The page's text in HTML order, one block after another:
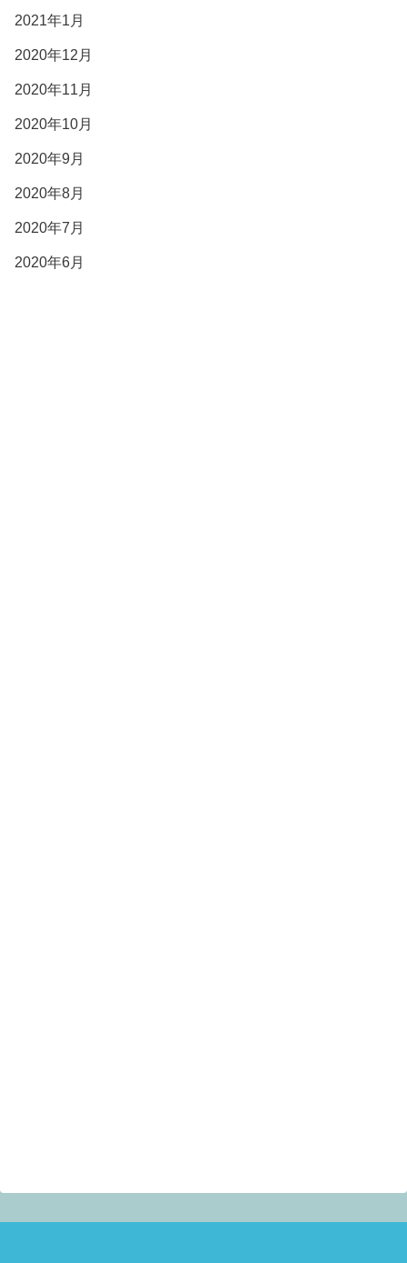
2021年1月
2020年12月
2020年11月
2020年10月
2020年9月
2020年8月
2020年7月
2020年6月